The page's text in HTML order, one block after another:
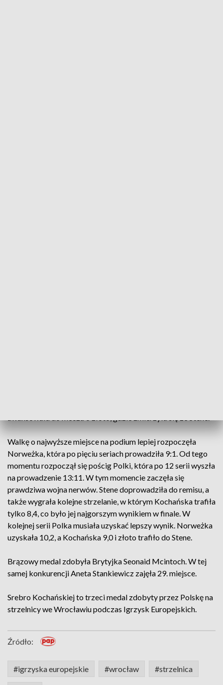
Walkę o najwyższe miejsce na podium lepiej rozpoczęła
Norweżka, która po pięciu seriach prowadziła 9:1. Od tego
momentu rozpoczął się pościg Polki, która po 12 serii wyszła
na prowadzenie 13:11. W tym momencie zaczęła się
prawdziwa wojna nerwów. Stene doprowadziła do remisu, a
także wygrała kolejne strzelanie, w którym Kochańska trafiła
tylko 8,4, co było jej najgorszym wynikiem w finale. W
kolejnej serii Polka musiała uzyskać lepszy wynik. Norweżka
uzyskała 10,2, a Kochańska 9,0 i złoto trafiło do Stene.
Brązowy medal zdobyła Brytyjka Seonaid Mcintoch. W tej
samej konkurencji Aneta Stankiewicz zajęła 29. miejsce.
Srebro Kochańskiej to trzeci medal zdobyty przez Polskę na
strzelnicy we Wrocławiu podczas Igrzysk Europejskich.
Źródło:
#igrzyska europejskie #wrocław #strzelnica